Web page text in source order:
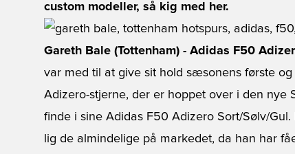
custom modeller, så kig med her.
Gareth Bale (Tottenham) - Adidas F50
var med til at give sit hold sæsonens første
Adizero-stjerne, der er hoppet over i den nye
finde i sine Adidas F50 Adizero Sort/Sølv/
lig de almindelige på markedet, da han har